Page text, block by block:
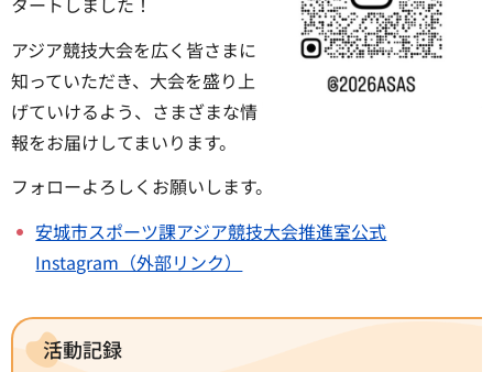
アジア競技大会を広く皆さまに
知っていただき、大会を盛り上
げていけるよう、さまざまな情
報をお届けしてまいります。
フォローよろしくお願いします。
安城市スポーツ課アジア競技大会推進室公式
Instagram（外部リンク）
活動記録